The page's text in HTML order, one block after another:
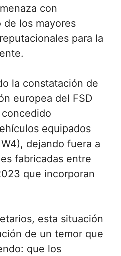
con
los mayores
para la
la constatación de
europea del FSD
equipados
dejando fuera a
fabricadas entre
que incorporan
esta situación
de un temor que
que los